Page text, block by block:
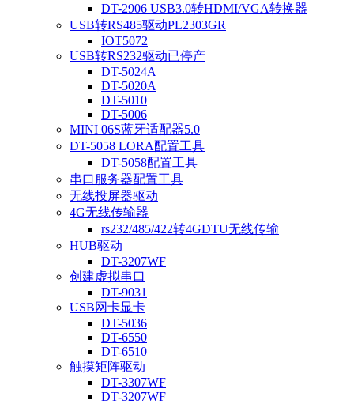
DT-2906 USB3.0转HDMI/VGA转换器
USB转RS485驱动PL2303GR
IOT5072
USB转RS232驱动已停产
DT-5024A
DT-5020A
DT-5010
DT-5006
MINI 06S蓝牙适配器5.0
DT-5058 LORA配置工具
DT-5058配置工具
串口服务器配置工具
无线投屏器驱动
4G无线传输器
rs232/485/422转4GDTU无线传输
HUB驱动
DT-3207WF
创建虚拟串口
DT-9031
USB网卡显卡
DT-5036
DT-6550
DT-6510
触摸矩阵驱动
DT-3307WF
DT-3207WF